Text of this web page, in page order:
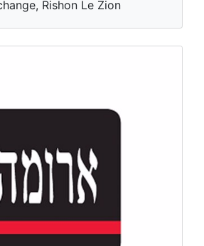
Rishon Le Zion